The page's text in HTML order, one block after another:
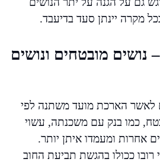
מקרה יינתן סעד בדיעבד.
נושים מובטחים ונושים
לאשר הארכת מועד משתנה לפי
כמו בנק עם משכנתה, עשוי
אחרות ומעמדו איתן יותר.
רובו ככולו בהגשת תביעת החוב